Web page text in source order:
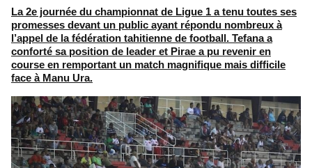
La 2e journée du championnat de Ligue 1 a tenu toutes ses
promesses devant un public ayant répondu nombreux à
l’appel de la fédération tahitienne de football. Tefana a
conforté sa position de leader et Pirae a pu revenir en
course en remportant un match magnifique mais difficile
face à Manu Ura.